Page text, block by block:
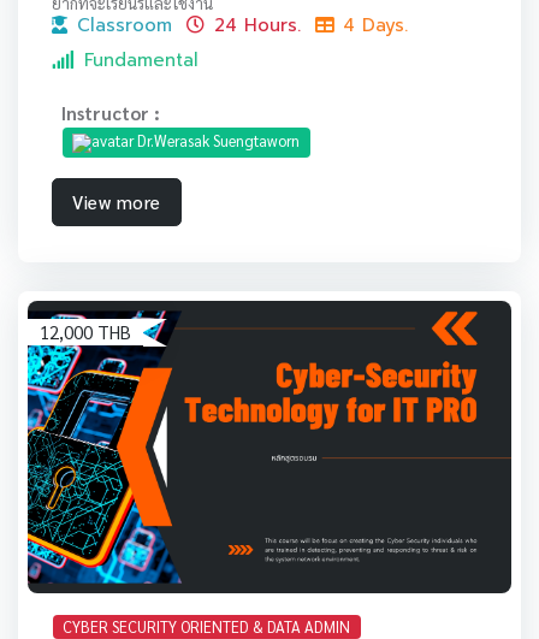
ปัจจุบันสถานการณ์เปลี่ยนไป โดยได้มี web3.py และเครื่องมือมากมาย
ถูกสร้างขึ้นสำหรับภาษา Python เปิดโอกาสให้ผู้เข้ารับการอบรมและผู้
สนใจที่ไม่เคยเขียนภาษา Javascript สามารถเข้าถึงการพัฒนา
Classroom 24 Hours.
4 Days.
Fundamental
Instructor :
Dr.Werasak Suengtaworn
View more
12,000 THB
CYBER SECURITY ORIENTED & DATA ADMIN